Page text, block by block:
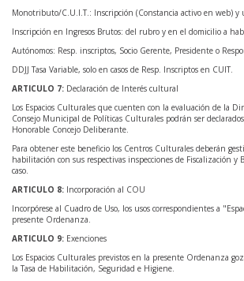
Monotributo/C.U.I.T.: Inscripción (Constancia activo en web) y
Inscripción en Ingresos Brutos: del rubro y en el domicilio a
Autónomos: Resp. inscriptos, Socio Gerente, Presidente o
DDJJ Tasa Variable, solo en casos de Resp. Inscriptos en CUIT.
ARTICULO 7: Declaración de Interés cultural
Los Espacios Culturales que cuenten con la evaluación de la
Consejo Municipal de Políticas Culturales podrán ser
Honorable Concejo Deliberante.
Para obtener este beneficio los Centros Culturales deberán
habilitación con sus respectivas inspecciones de Fiscalización y
caso.
ARTICULO 8: Incorporación al COU
Incorpórese al Cuadro de Uso, los usos correspondientes a
presente Ordenanza.
ARTICULO 9: Exenciones
Los Espacios Culturales previstos en la presente Ordenanza
la Tasa de Habilitación, Seguridad e Higiene.